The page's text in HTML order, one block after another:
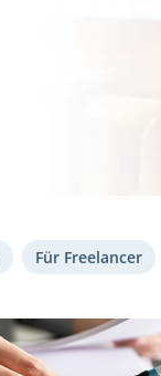
Für Freelancer